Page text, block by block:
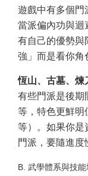
遊戲中有多個門
當派偏內功與迴
有自己的優勢與
強」而是看你角
恆山、古墓、煉
有些門派是後期
等，特色更鮮明
等）。如果你是
門派，要隨進度
B. 武學體系與技能